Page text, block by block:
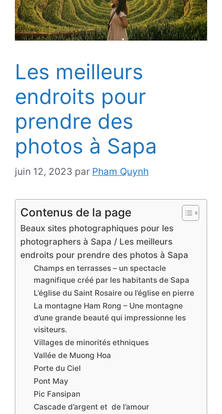
Les meilleurs
endroits pour
prendre des
photos à Sapa
juin 12, 2023 par Pham Quynh
Contenus de la page
Beaux sites photographiques pour les
photographers à Sapa / Les meilleurs
endroits pour prendre des photos à Sapa
Champs en terrasses – un spectacle
magnifique créé par les habitants de Sapa
L’église du Saint Rosaire ou l’église en pierre
La montagne Ham Rong – Une montagne
d’une grande beauté qui impressionne les
visiteurs.
Villages de minorités ethniques
Vallée de Muong Hoa
Porte du Ciel
Pont May
Pic Fansipan
Cascade d’argent et de l’amour